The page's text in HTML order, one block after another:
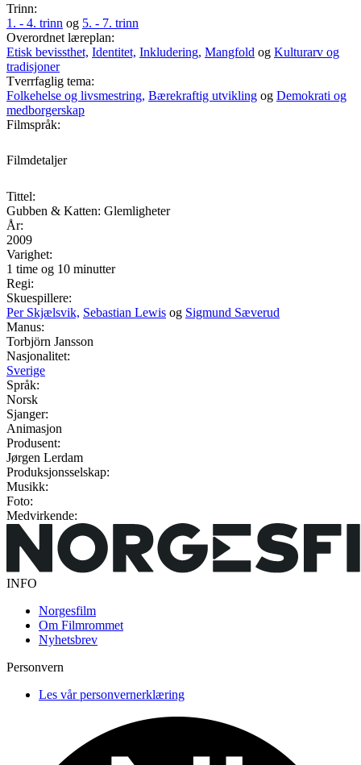
Trinn:
1. - 4. trinn og 5. - 7. trinn
Overordnet læreplan:
Etisk bevissthet, Identitet, Inkludering, Mangfold og Kulturarv og
tradisjoner
Tverrfaglig tema:
Folkehelse og livsmestring, Bærekraftig utvikling og Demokrati og
medborgerskap
Filmspråk:
Filmdetaljer
Tittel:
Gubben & Katten: Glemligheter
År:
2009
Varighet:
1 time og 10 minutter
Regi:
Skuespillere:
Per Skjælsvik, Sebastian Lewis og Sigmund Sæverud
Manus:
Torbjörn Jansson
Nasjonalitet:
Sverige
Språk:
Norsk
Sjanger:
Animasjon
Produsent:
Jørgen Lerdam
Produksjonsselskap:
Musikk:
Foto:
Medvirkende:
INFO
Norgesfilm
Om Filmrommet
Nyhetsbrev
Personvern
Les vår personvernerklæring